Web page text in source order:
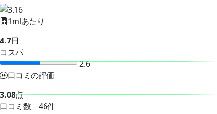
1mlあたり
4.7円
コスパ
2.6
口コミの評価
3.08点
口コミ数 46件